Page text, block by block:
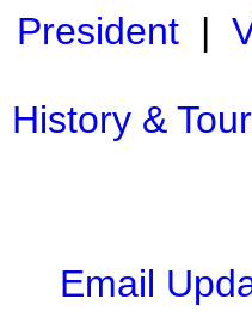
President|
History &
Email